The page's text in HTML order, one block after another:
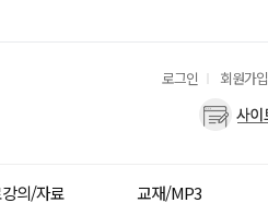
유
뉴
로그인 회원가입
사
메
의/자료 교재/MP3